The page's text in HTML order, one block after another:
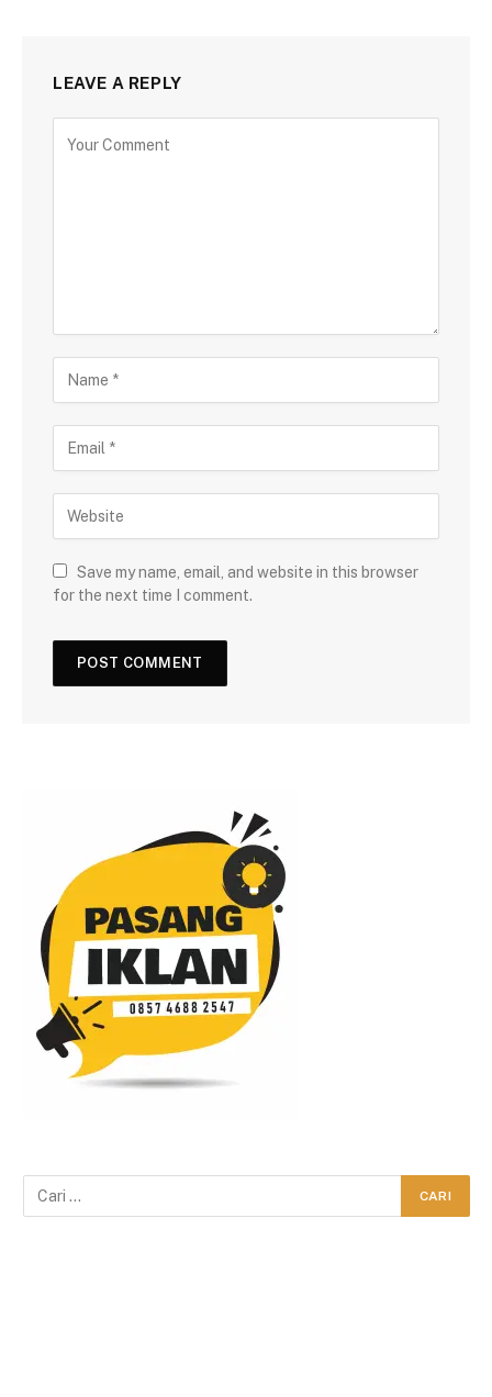
LEAVE A REPLY
Save my name, email, and website in this browser
for the next time I comment.